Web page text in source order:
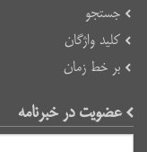
جستجو
کلید واژگان
بر خط زمان
عضویت در خبرنامه